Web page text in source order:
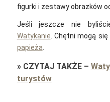
figurki i zestawy obrazków
Jeśli jeszcze nie
Watykanie . Chętni mogą
papieża
» CZYTAJ TAKŻE–
turystów